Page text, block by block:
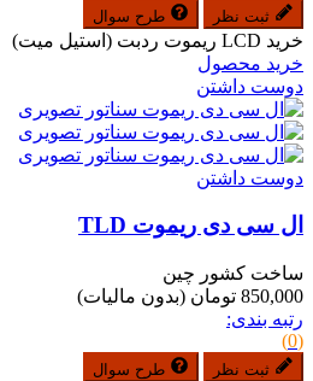
ثبت نظر طرح سوال
خرید LCD ریموت ردبت (استیل میت)
خرید محصول
دوست داشتن
دوست داشتن
ال سی دی ریموت TLD
ساخت کشور چین
850,000 تومان
(بدون مالیات)
رتبه بندی:
(0)
ثبت نظر طرح سوال